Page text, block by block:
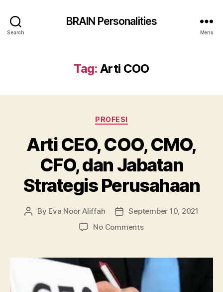
Search
BRAIN Personalities
Menu
Tag: Arti COO
Categories
PROFESI
Arti CEO, COO, CMO,
CFO, dan Jabatan
Strategis Perusahaan
Post
By Eva Noor Aliffah
PostSeptember 10, 2021
No Commentson
COO,
CMO,
CFO,